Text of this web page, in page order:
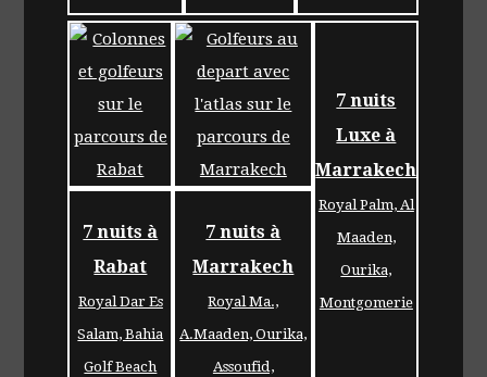
7 nuits à
Rabat
Royal Dar Es
Salam, Bahia
Golf Beach
7 nuits à
Marrakech
Royal Ma.,
A.Maaden, Ourika,
Assoufid,
7 nuits
Luxe à
Marrakech
Royal Palm, Al
Maaden,
Ourika,
Montgomerie